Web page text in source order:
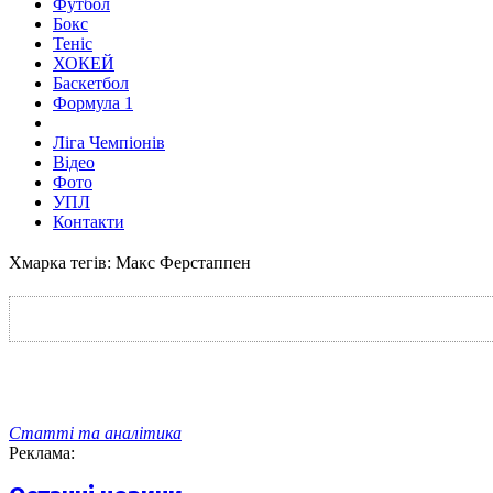
Футбол
Бокс
Теніс
ХОКЕЙ
Баскетбол
Формула 1
Ліга Чемпіонів
Відео
Фото
УПЛ
Контакти
Хмарка тегів: Макс Ферстаппен
Статті та аналітика
Реклама: